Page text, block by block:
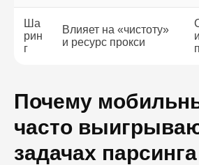
Ша
рин
г
Влияет на «чистоту»
и ресурс прокси
Почему
часто
задачах парсинга